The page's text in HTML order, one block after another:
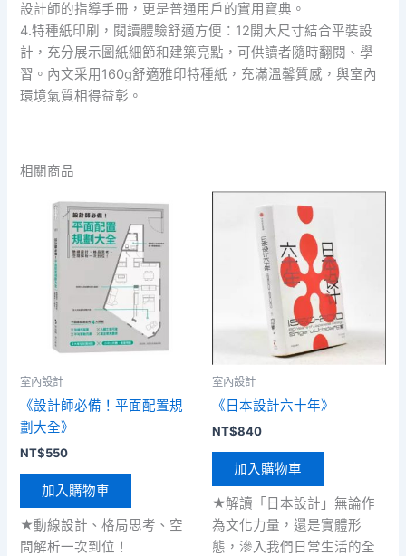
設計師的指導手冊，更是普通用戶的實用寶典。
4.特種紙印刷，閱讀體驗舒適方便：12開大尺寸結合平裝設
計，充分展示圖紙細節和建築亮點，可供讀者隨時翻閱、學
習。內文采用160g舒適雅印特種紙，充滿溫馨質感，與室內
環境氣質相得益彰。
相關商品
室內設計
《設計師必備！平面配置規
劃大全》
NT$550
加入購物車
★動線設計、格局思考、空
間解析一次到位！
室內設計
《日本設計六十年》
NT$840
加入購物車
★解讀「日本設計」無論作
為文化力量，還是實體形
態，滲入我們日常生活的全